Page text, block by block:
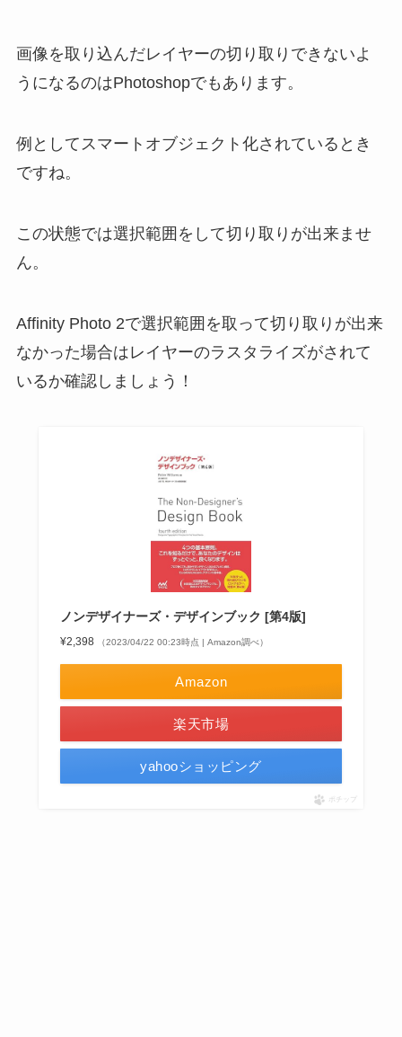
画像を取り込んだレイヤーの切り取りできないよ
うになるのはPhotoshopでもあります。
例としてスマートオブジェクト化されているとき
ですね。
この状態では選択範囲をして切り取りが出来ませ
ん。
Affinity Photo 2で選択範囲を取って切り取りが出来
なかった場合はレイヤーのラスタライズがされて
いるか確認しましょう！
ノンデザイナーズ・デザインブック [第4版]
¥2,398 （2023/04/22 00:23時点 | Amazon調べ）
Amazon
楽天市場
yahooショッピング
ポチップ